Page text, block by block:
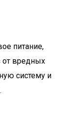
питание,
от вредных
систему и